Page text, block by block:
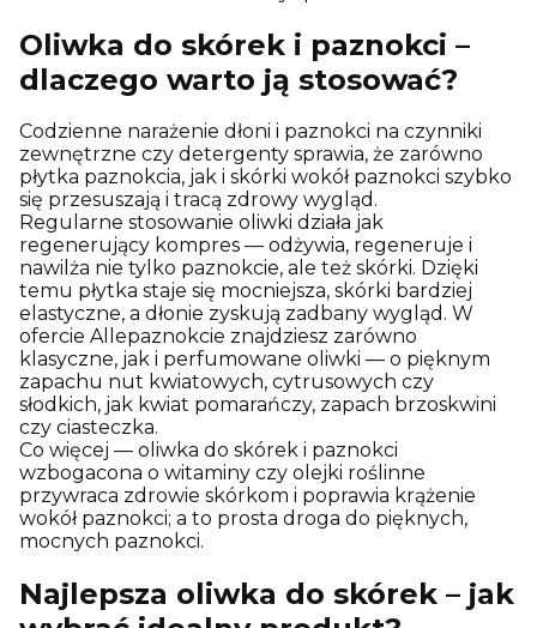
Oliwka do skórek i paznokci –
dlaczego warto ją stosować?
Codzienne narażenie dłoni i paznokci na czynniki
zewnętrzne czy detergenty sprawia, że zarówno
płytka paznokcia, jak i skórki wokół paznokci szybko
się przesuszają i tracą zdrowy wygląd.
Regularne stosowanie oliwki działa jak
regenerujący kompres — odżywia, regeneruje i
nawilża nie tylko paznokcie, ale też skórki. Dzięki
temu płytka staje się mocniejsza, skórki bardziej
elastyczne, a dłonie zyskują zadbany wygląd. W
ofercie Allepaznokcie znajdziesz zarówno
klasyczne, jak i perfumowane oliwki — o pięknym
zapachu nut kwiatowych, cytrusowych czy
słodkich, jak kwiat pomarańczy, zapach brzoskwini
czy ciasteczka.
Co więcej — oliwka do skórek i paznokci
wzbogacona o witaminy czy olejki roślinne
przywraca zdrowie skórkom i poprawia krążenie
wokół paznokci; a to prosta droga do pięknych,
mocnych paznokci.
Najlepsza oliwka do skórek – jak